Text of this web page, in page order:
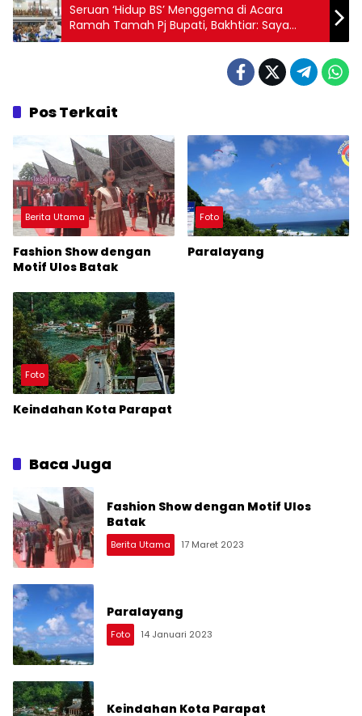
Seruan ‘Hidup BS’ Menggema di Acara
Ramah Tamah Pj Bupati, Bakhtiar: Saya
Yakin Beliau akan Mampu Membangun
Pos Terkait
Berita Utama
Fashion Show dengan
Motif Ulos Batak
Foto
Paralayang
Foto
Keindahan Kota Parapat
Baca Juga
Fashion Show dengan Motif Ulos
Batak
Berita Utama 17 Maret 2023
Paralayang
Foto 14 Januari 2023
Keindahan Kota Parapat